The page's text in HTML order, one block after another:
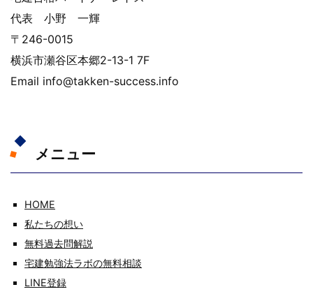
代表 小野 一輝
〒246-0015
横浜市瀬谷区本郷2-13-1 7F
Email info@takken-success.info
メニュー
HOME
私たちの想い
無料過去問解説
宅建勉強法ラボの無料相談
LINE登録